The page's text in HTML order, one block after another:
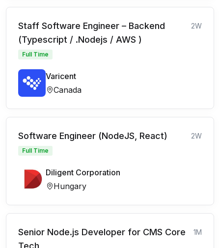
Staff Software Engineer – Backend
(Typescript / .Nodejs / AWS )
2W
Full Time
Varicent
Canada
Software Engineer (NodeJS, React) 2W
Full Time
Diligent Corporation
Hungary
Senior Node.js Developer for CMS Core
Tech
1M